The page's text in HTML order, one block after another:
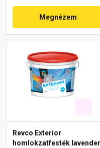
Megnézem
Revco Exterior
homlokzatfesték lavender